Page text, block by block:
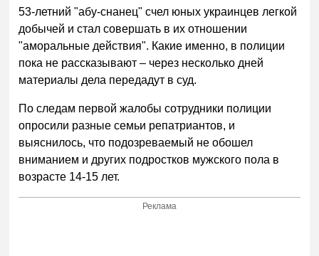
53-летний "абу-снанец" счел юных украинцев легкой
добычей и стал совершать в их отношении
"аморальные действия". Какие именно, в полиции
пока не рассказывают – через несколько дней
материалы дела передадут в суд.
По следам первой жалобы сотрудники полиции
опросили разные семьи репатриантов, и
выяснилось, что подозреваемый не обошел
вниманием и других подростков мужского пола в
возрасте 14-15 лет.
Реклама